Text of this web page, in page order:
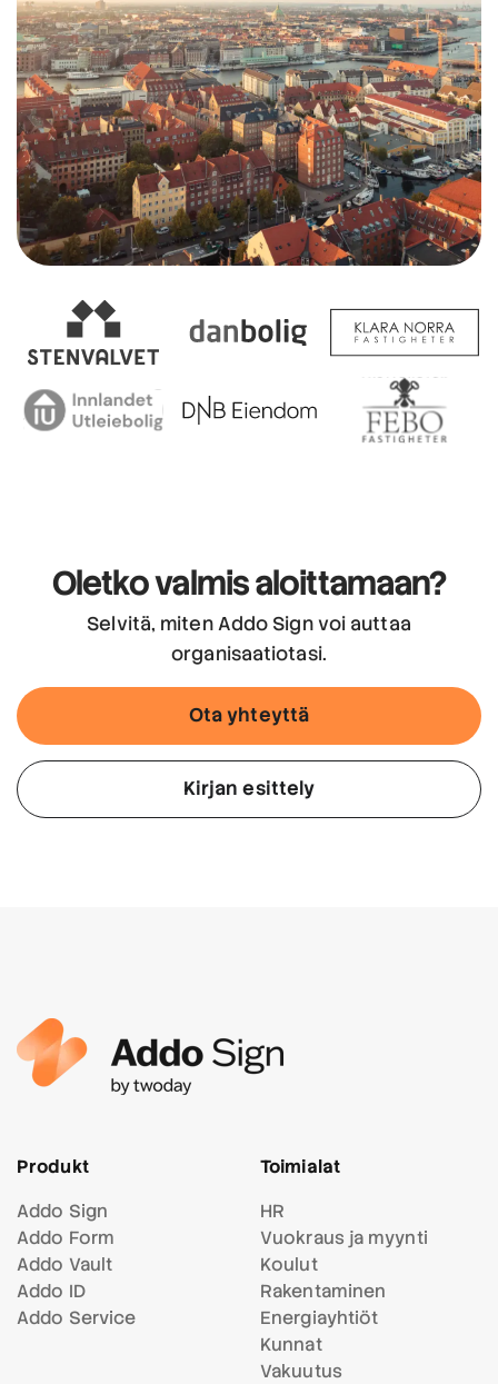
Oletko valmis aloittamaan?
Selvitä, miten Addo Sign voi auttaa
organisaatiotasi.
Ota yhteyttä
Kirjan esittely
Produkt
Addo Sign
Addo Form
Addo Vault
Addo ID
Addo Service
Toimialat
HR
Vuokraus ja myynti
Koulut
Rakentaminen
Energiayhtiöt
Kunnat
Vakuutus